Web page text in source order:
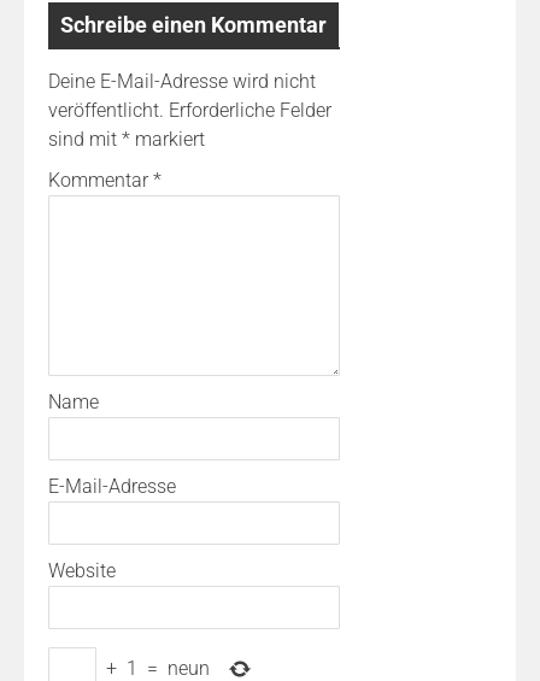
Schreibe einen Kommentar
Deine E-Mail-Adresse wird nicht
veröffentlicht. Erforderliche Felder
sind mit * markiert
Kommentar *
Name
E-Mail-Adresse
Website
+ 1 = neun